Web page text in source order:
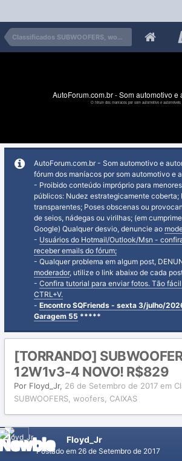
Classificados SUBWOOFERS, woofers, CAIXAS
AutoForum.com.br - Som automotivo e
O fórum dos maníacos por som automotivo e automóveis
AutoForum.com.br - Som automotivo e
fórum dos maníacos por som automotivo e
- Proibido conteúdo impróprio para
públicos: Nudez estrategicamente coberta;
transparentes; Poses obscenas ou
de seios, nádegas ou virilhas; (em
Google) Qualquer desvio, denuncie ao
- Usuários do Hotmail/Outlook/Msn -
receber emails do fórum;
- Qualquer problema em algum post,
moderador, utilize o link abaixo de cada
- Confira tutorial para enviar fotos. Tão
CTRL+V.
- Encontro SQFriends - sexta 3/julho/
Garagem 55 *****
[TORRANDO]
12W1v3-4 NOVO! R$829
Por Floyd_Jr, 26 de Setembro de 2017 em
SUBWOOFERS, woofers, CAIXAS
Floyd_Jr
Postado em 26 de Setembro de 2017